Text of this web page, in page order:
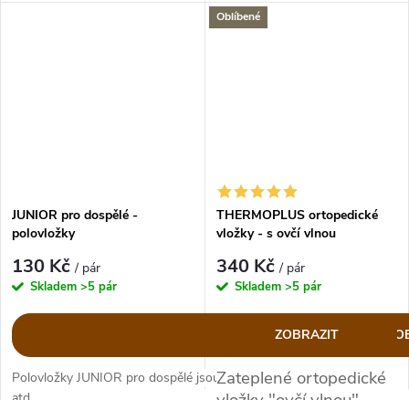
ZDRAVOTNICKÝ
JUNIOR pro dospělé -
polovložky
130 Kč/ pár
Skladem >5 pár
Polovložky JUNIOR pro dospělé jsou vhodné do balerín, tenisek
Oblíbené
THERMOPLUS ortopedické
vložky - s ovčí vlnou
340 Kč/ pár
Skladem >5 pár
ZOBRAZIT
Zateplené ortopedické